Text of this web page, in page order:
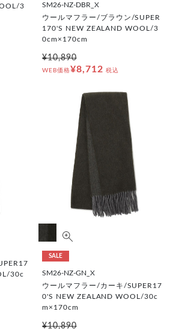
3
SM26-NZ-DBR_X
ウールマフラー/ブラウン/SUPER
170'S NEW ZEALAND WOOL/3
0cm×170cm
¥10,890
WEB価格¥8,712 税込
30c
SALE
SM26-NZ-GN_X
ウールマフラー/カーキ/SUPER17
0'S NEW ZEALAND WOOL/30c
m×170cm
¥10,890